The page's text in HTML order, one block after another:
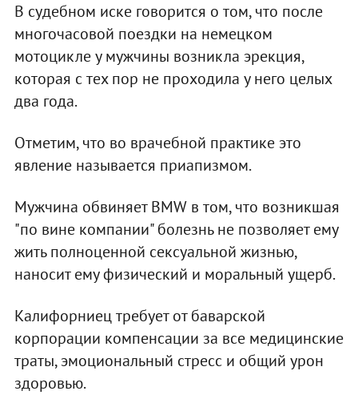
В судебном иске говорится о том, что после
многочасовой поездки на немецком
мотоцикле у мужчины возникла эрекция,
которая с тех пор не проходила у него целых
два года.
Отметим, что во врачебной практике это
явление называется приапизмом.
Мужчина обвиняет BMW в том, что возникшая
"по вине компании" болезнь не позволяет ему
жить полноценной сексуальной жизнью,
наносит ему физический и моральный ущерб.
Калифорниец требует от баварской
корпорации компенсации за все медицинские
траты, эмоциональный стресс и общий урон
здоровью.